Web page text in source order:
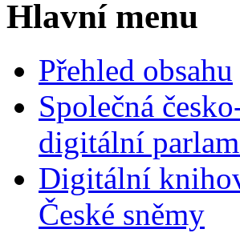
Hlavní menu
Přehled obsahu
Společná
digitální
Digitální
České sněmy